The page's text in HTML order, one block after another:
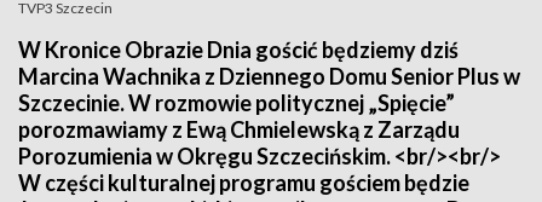
TVP3 Szczecin
W Kronice Obrazie Dnia gościć będziemy dziś
Marcina Wachnika z Dziennego Domu Senior Plus w
Szczecinie. W rozmowie politycznej „Spięcie”
porozmawiamy z Ewą Chmielewską z Zarządu
Porozumienia w Okręgu Szczecińskim. <br/><br/>
W części kulturalnej programu gościem będzie